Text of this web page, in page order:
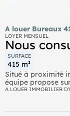
A louer Bureaux
LOYER MENSUEL
Nous
SURFACE
415 m²
Situé à proximité
équipe propose
Bus ZAE des
A LOUER IMMOBILIER